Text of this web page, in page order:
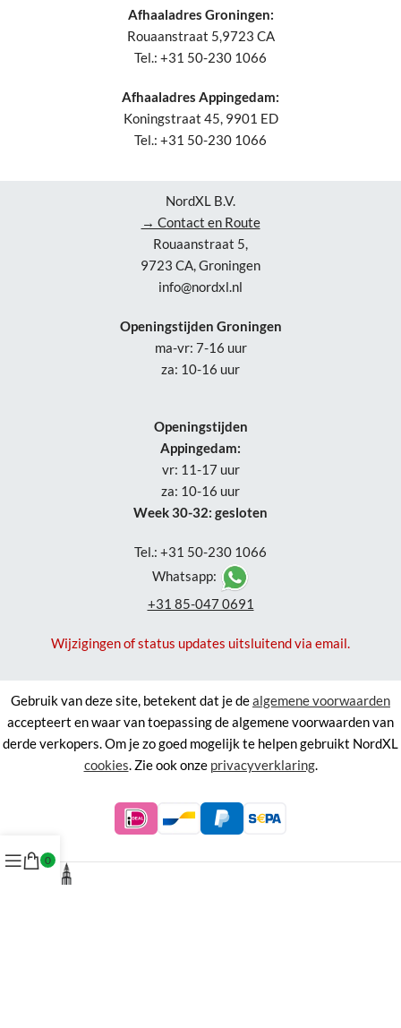
Afhaaladres Groningen:
Rouaanstraat 5,9723 CA
Tel.: +31 50-230 1066
Afhaaladres Appingedam:
Koningstraat 45, 9901 ED
Tel.: +31 50-230 1066
NordXL B.V.
→ Contact en Route
Rouaanstraat 5,
9723 CA, Groningen
info@nordxl.nl
Openingstijden Groningen
ma-vr: 7-16 uur
za: 10-16 uur
Openingstijden
Appingedam:
vr: 11-17 uur
za: 10-16 uur
Week 30-32: gesloten
Tel.: +31 50-230 1066
Whatsapp:
+31 85-047 0691
Wijzigingen of status updates uitsluitend via email.
Gebruik van deze site, betekent dat je dealgemene voorwaarden
accepteert en waar van toepassing de algemene voorwaarden van
derde verkopers. Om je zo goed mogelijk te helpen gebruikt NordXL
cookies. Zie ook onze privacyverklaring.
0